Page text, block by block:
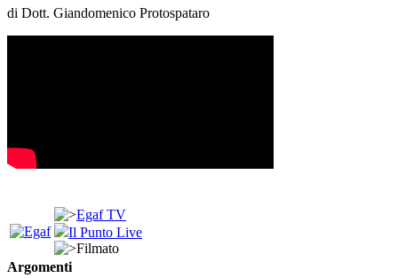
di Dott. Giandomenico Protospataro
Egaf TV
Il Punto Live
Filmato
Argomenti